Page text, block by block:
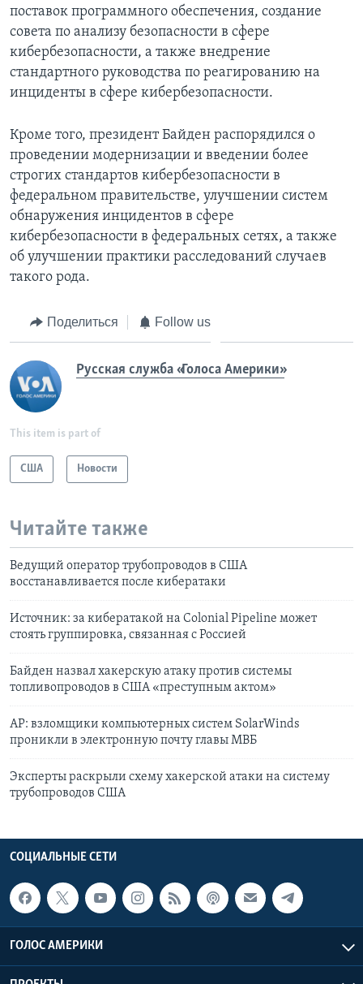
поставок программного обеспечения, создание
совета по анализу безопасности в сфере
кибербезопасности, а также внедрение
стандартного руководства по реагированию на
инциденты в сфере кибербезопасности.
Кроме того, президент Байден распорядился о
проведении модернизации и введении более
строгих стандартов кибербезопасности в
федеральном правительстве, улучшении систем
обнаружения инцидентов в сфере
кибербезопасности в федеральных сетях, а также
об улучшении практики расследований случаев
такого рода.
Поделиться Follow us
Русская служба «Голоса Америки»
This item is part of
США Новости
Читайте также
Ведущий оператор трубопроводов в США
восстанавливается после кибератаки
Источник: за кибератакой на Colonial Pipeline может
стоять группировка, связанная с Россией
Байден назвал хакерскую атаку против системы
топливопроводов в США «преступным актом»
AP: взломщики компьютерных систем SolarWinds
проникли в электронную почту главы МВБ
Эксперты раскрыли схему хакерской атаки на систему
трубопроводов США
СОЦИАЛЬНЫЕ СЕТИ
ГОЛОС АМЕРИКИ